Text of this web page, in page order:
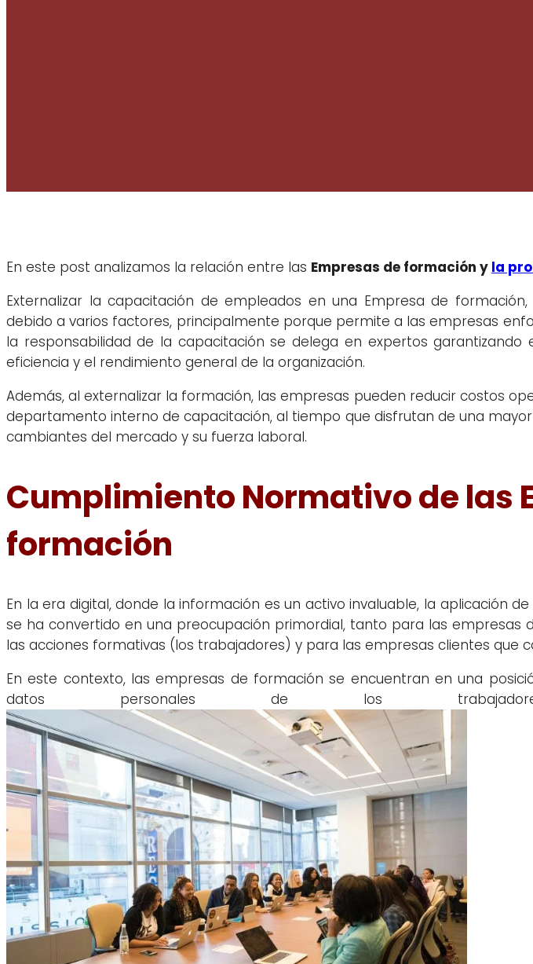
En este post analizamos la relación entre las Empresas de formación y la
Externalizar la capacitación de empleados en una Empresa de
debido a varios factores, principalmente porque permite a las empresas
la responsabilidad de la capacitación se delega en expertos
eficiencia y el rendimiento general de la organización.
Además, al externalizar la formación, las empresas pueden reducir costos
departamento interno de capacitación, al tiempo que disfrutan de una
cambiantes del mercado y su fuerza laboral.
Cumplimiento Normativo de las
formación
En la era digital, donde la información es un activo invaluable, la aplicación de
se ha convertido en una preocupación primordial, tanto para las empresas
las acciones formativas (los trabajadores) y para las empresas clientes que
En este contexto, las empresas de formación se encuentran en una
datos personales de los